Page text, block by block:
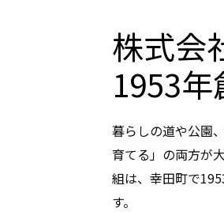
株式会
1953年
暮らしの道や公園
育てる」の両方が
組は、幸田町で
す。